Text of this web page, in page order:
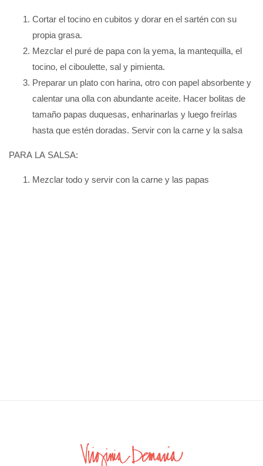
Cortar el tocino en cubitos y dorar en el sartén con su
propia grasa.
Mezclar el puré de papa con la yema, la mantequilla, el
tocino, el ciboulette, sal y pimienta.
Preparar un plato con harina, otro con papel absorbente y
calentar una olla con abundante aceite. Hacer bolitas de
tamaño papas duquesas, enharinarlas y luego freírlas
hasta que estén doradas. Servir con la carne y la salsa
PARA LA SALSA:
Mezclar todo y servir con la carne y las papas